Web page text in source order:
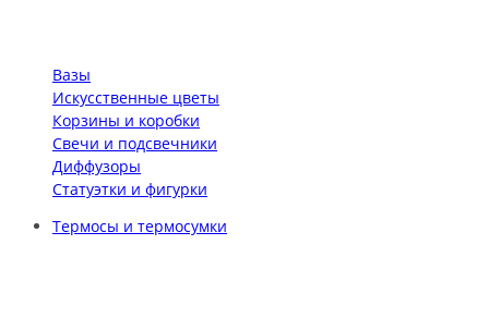
Вазы
Искусственные цветы
Корзины и коробки
Свечи и подсвечники
Диффузоры
Статуэтки и фигурки
Термосы и термосумки